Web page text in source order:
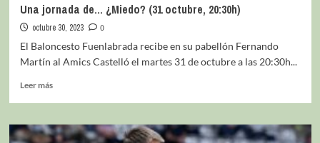
Una jornada de… ¿Miedo? (31 octubre, 20:30h)
octubre 30, 2023
0
El Baloncesto Fuenlabrada recibe en su pabellón Fernando
Martín al Amics Castelló el martes 31 de octubre a las 20:30h...
Leer más